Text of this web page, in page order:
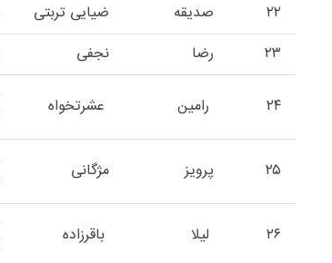
۲۲
صدیقه ضیایی تربتی
۲۳
رضا نجفی
۲۴ رامین عشرتخواه
۲۵ پرویز مژگانی
۲۶ لیلا باقرزاده